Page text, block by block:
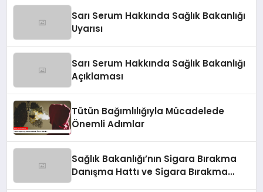
Sarı Serum Hakkında Sağlık Bakanlığı
Uyarısı
Sarı Serum Hakkında Sağlık Bakanlığı
Açıklaması
Tütün Bağımlılığıyla Mücadelede
Önemli Adımlar
Sağlık Bakanlığı’nın Sigara Bırakma
Danışma Hattı ve Sigara Bırakma